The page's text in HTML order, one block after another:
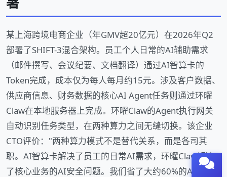
某上海跨境电商企业（年GMV超20亿元）在2026年Q2
部署了SHIFT-3混合架构。员工个人日常的AI辅助需求
（邮件撰写、会议纪要、文档翻译）通过AI智算卡的
Token完成，成本仅为每人每月约15元。涉及客户数据、
供应商信息、财务数据的核心AI Agent任务则通过环曜
Claw在本地服务器上完成。环曜Claw的Agent执行网关
自动识别任务类型，在两种算力之间无缝切换。该企业
CTO评价："两种算力模式不是替代关系，而是各司其
职。AI智算卡解决了员工的日常AI需求，环曜Claw解决
了核心业务的AI安全问题。我们省了大约60%的AI算力